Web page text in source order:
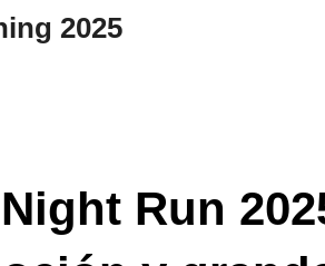
2025
Run